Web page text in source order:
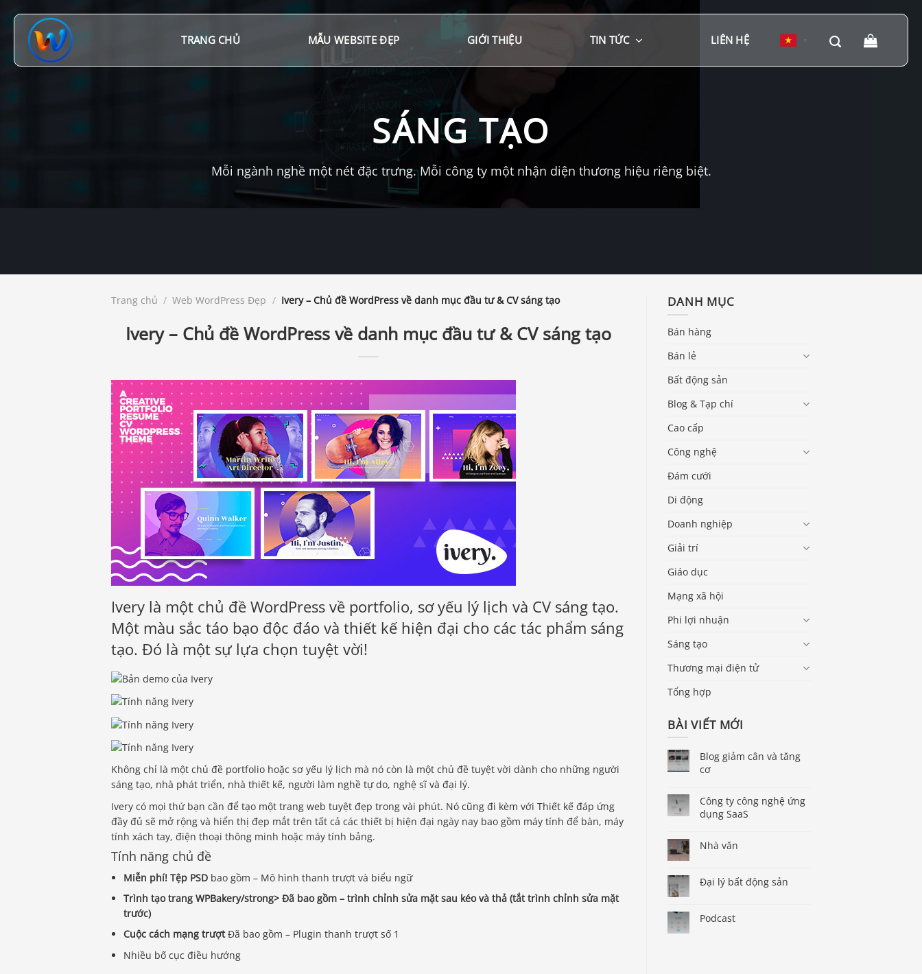
đến
TRANG CHỦ MẪU WEBSITE ĐẸP GIỚI THIỆU TIN TỨC LIÊN HỆ
SÁNG TẠO
Mỗi ngành nghề một nét đặc trưng. Mỗi công ty một nhận diện thương hiệu riêng biệt.
Trang chủ / Web WordPress Đẹp / Ivery – Chủ đề WordPress về danh mục đầu tư & CV sáng tạo
Ivery – Chủ đề WordPress về danh mục đầu tư & CV sáng tạo
Ivery là một chủ đề WordPress về portfolio, sơ yếu lý lịch và CV sáng tạo.
Một màu sắc táo bạo độc đáo và thiết kế hiện đại cho các tác phẩm sáng
tạo. Đó là một sự lựa chọn tuyệt vời!
Không chỉ là một chủ đề portfolio hoặc sơ yếu lý lịch mà nó còn là một chủ đề tuyệt vời dành cho những người
sáng tạo, nhà phát triển, nhà thiết kế, người làm nghề tự do, nghệ sĩ và đại lý.
Ivery có mọi thứ bạn cần để tạo một trang web tuyệt đẹp trong vài phút. Nó cũng đi kèm với Thiết kế đáp ứng
đầy đủ sẽ mở rộng và hiển thị đẹp mắt trên tất cả các thiết bị hiện đại ngày nay bao gồm máy tính để bàn, máy
tính xách tay, điện thoại thông minh hoặc máy tính bảng.
Tính năng chủ đề
Miễn phí! Tệp PSD bao gồm – Mô hình thanh trượt và biểu ngữ
Trình tạo trang WPBakery/strong> Đã bao gồm – trình chỉnh sửa mặt sau kéo và thả (tắt trình chỉnh sửa mặt
trước)
Cuộc cách mạng trượtĐã bao gồm – Plugin thanh trượt số 1
Nhiều bố cục điều hướng
DANH MỤC
Bán hàng
Bán lẻ
Bất động sản
Blog & Tạp chí
Cao cấp
Công nghệ
Đám cưới
Di động
Doanh nghiệp
Giải trí
Giáo dục
Mạng xã hội
Phi lợi nhuận
Sáng tạo
Thương mại điện tử
Tổng hợp
BÀI VIẾT MỚI
Blog giảm cân và tăng
cơ
Công ty công nghệ ứng
dụng SaaS
Nhà văn
Đại lý bất động sản
Podcast